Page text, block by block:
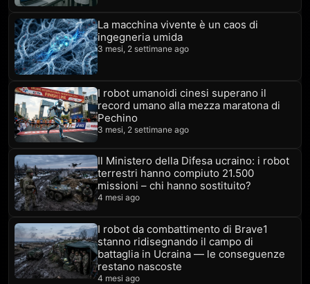
La macchina vivente è un caos di
ingegneria umida
3 mesi, 2 settimane ago
I robot umanoidi cinesi superano il
record umano alla mezza maratona di
Pechino
3 mesi, 2 settimane ago
Il Ministero della Difesa ucraino: i robot
terrestri hanno compiuto 21.500
missioni – chi hanno sostituito?
4 mesi ago
I robot da combattimento di Brave1
stanno ridisegnando il campo di
battaglia in Ucraina — le conseguenze
restano nascoste
4 mesi ago